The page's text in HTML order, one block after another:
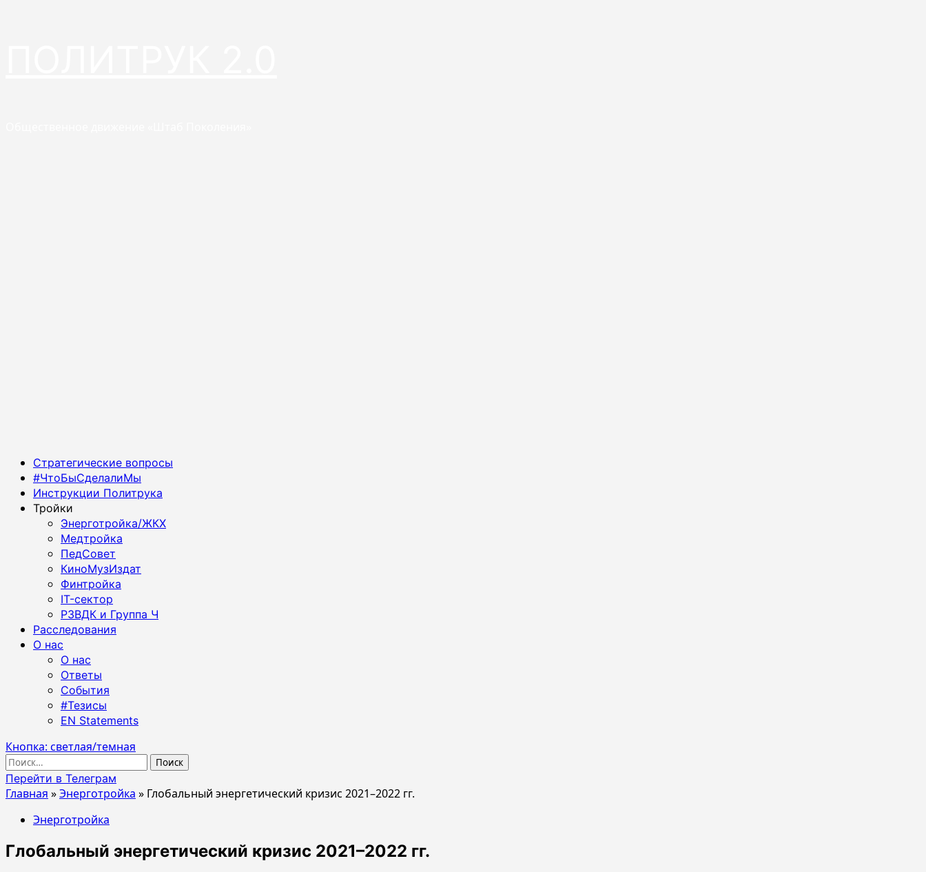
Основное
меню
Стратегические вопросы
#ЧтоБыСделалиМы
Инструкции Политрука
Тройки
Энерготройка/ЖКХ
Медтройка
ПедСовет
КиноМузИздат
Финтройка
IT-сектор
РЗВДК и Группа Ч
Расследования
О нас
О нас
Ответы
События
#Тезисы
EN Statements
Кнопка: светлая/темная
Найти:
Перейти в Телеграм
Главная »Энерготройка » Глобальный энергетический кризис 2021–2022 гг.
Энерготройка
Глобальный энергетический кризис 2021–2022 гг.